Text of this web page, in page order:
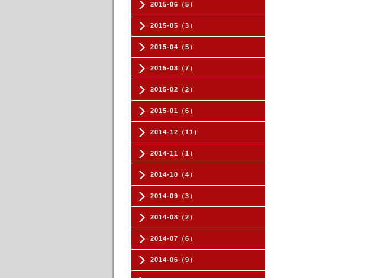
2015-06（5）
2015-05（3）
2015-04（5）
2015-03（7）
2015-02（2）
2015-01（6）
2014-12（11）
2014-11（1）
2014-10（4）
2014-09（3）
2014-08（2）
2014-07（6）
2014-06（9）